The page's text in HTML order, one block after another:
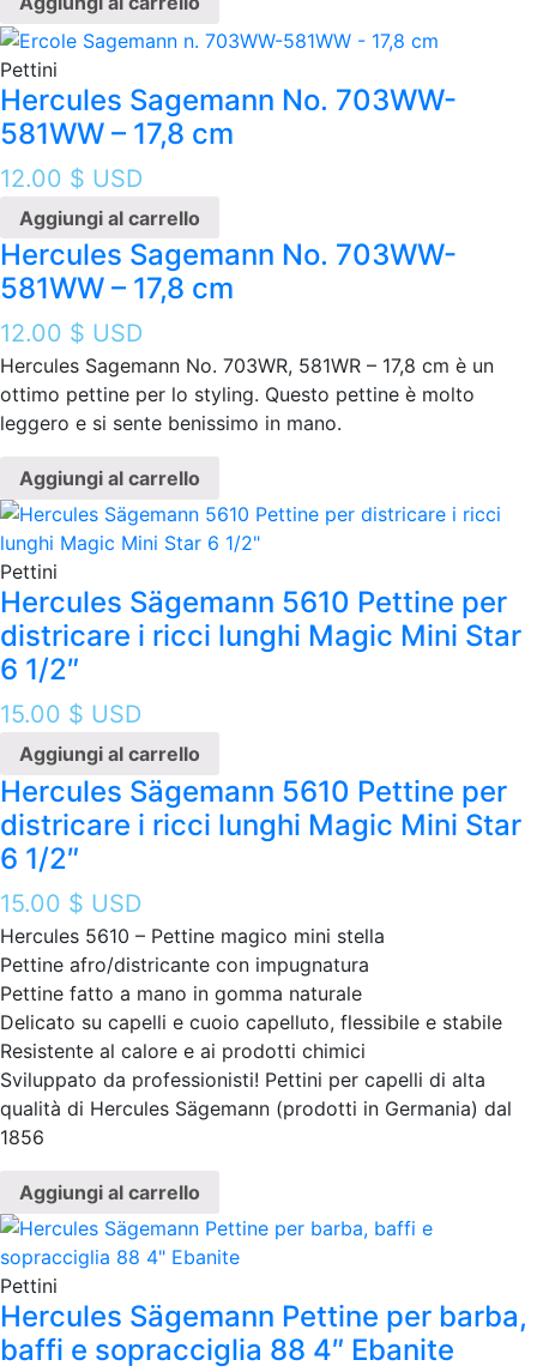
Pettini
Hercules Sagemann No. 703WW-
581WW – 17,8 cm
12.00 $ USD
Aggiungi al carrello
Hercules Sagemann No. 703WW-
581WW – 17,8 cm
12.00 $ USD
Hercules Sagemann No. 703WR, 581WR – 17,8 cm è un
ottimo pettine per lo styling. Questo pettine è molto
leggero e si sente benissimo in mano.
Aggiungi al carrello
Pettini
Hercules Sägemann 5610 Pettine per
districare i ricci lunghi Magic Mini Star
6 1/2″
15.00 $ USD
Aggiungi al carrello
Hercules Sägemann 5610 Pettine per
districare i ricci lunghi Magic Mini Star
6 1/2″
15.00 $ USD
Hercules 5610 – Pettine magico mini stella
Pettine afro/districante con impugnatura
Pettine fatto a mano in gomma naturale
Delicato su capelli e cuoio capelluto, flessibile e stabile
Resistente al calore e ai prodotti chimici
Sviluppato da professionisti! Pettini per capelli di alta
qualità di Hercules Sägemann (prodotti in Germania) dal
1856
Aggiungi al carrello
Pettini
Hercules Sägemann Pettine per barba,
baffi e sopracciglia 88 4″ Ebanite